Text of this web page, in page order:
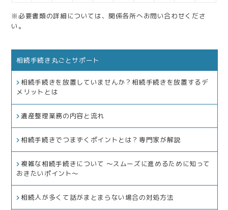
※必要書類の詳細については、関係各所へお問い合わせくださ
い。
相続手続き丸ごとサポート
相続手続きを放置していませんか？相続手続きを放置するデ
メリットとは
遺産整理業務の内容と流れ
相続手続きでつまずくポイントとは？専門家が解説
複雑な相続手続きについて ～スムーズに進めるために知って
おきたいポイント～
相続人が多くて話がまとまらない場合の対処方法